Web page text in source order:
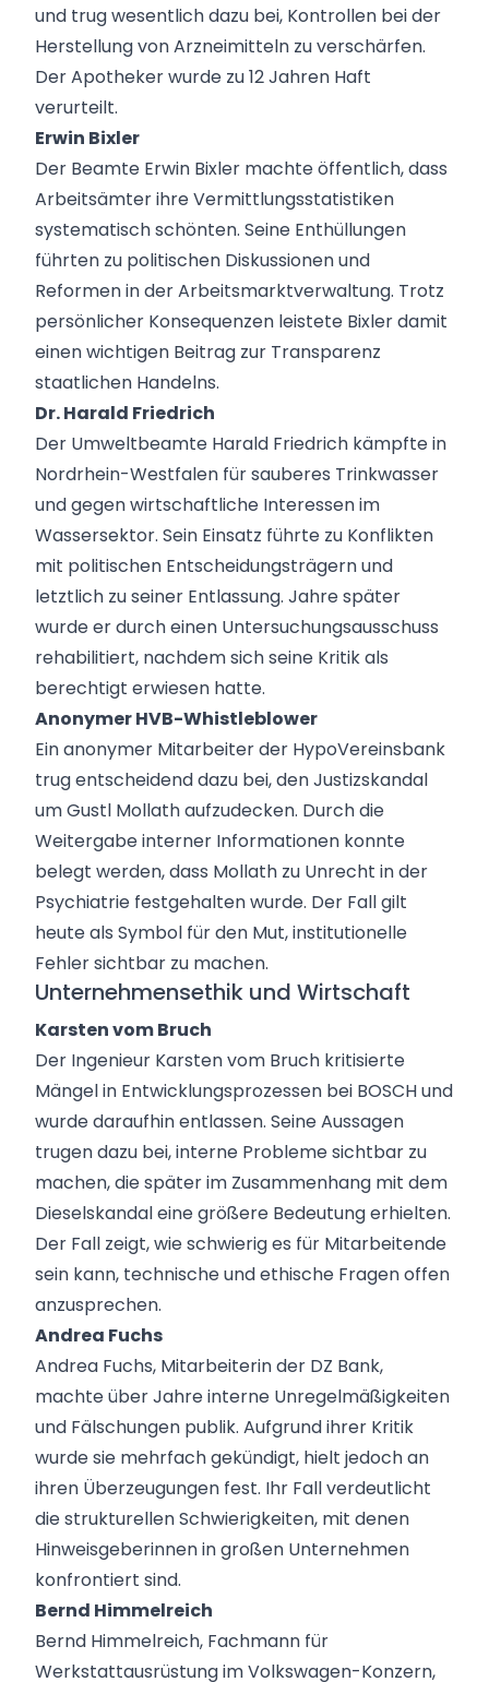
und trug wesentlich dazu bei, Kontrollen bei der
Herstellung von Arzneimitteln zu verschärfen.
Der Apotheker wurde zu 12 Jahren Haft
verurteilt.
Erwin Bixler
Der Beamte Erwin Bixler machte öffentlich, dass
Arbeitsämter ihre Vermittlungsstatistiken
systematisch schönten. Seine Enthüllungen
führten zu politischen Diskussionen und
Reformen in der Arbeitsmarktverwaltung. Trotz
persönlicher Konsequenzen leistete Bixler damit
einen wichtigen Beitrag zur Transparenz
staatlichen Handelns.
Dr. Harald Friedrich
Der Umweltbeamte Harald Friedrich kämpfte in
Nordrhein-Westfalen für sauberes Trinkwasser
und gegen wirtschaftliche Interessen im
Wassersektor. Sein Einsatz führte zu Konflikten
mit politischen Entscheidungsträgern und
letztlich zu seiner Entlassung. Jahre später
wurde er durch einen Untersuchungsausschuss
rehabilitiert, nachdem sich seine Kritik als
berechtigt erwiesen hatte.
Anonymer HVB-Whistleblower
Ein anonymer Mitarbeiter der HypoVereinsbank
trug entscheidend dazu bei, den Justizskandal
um Gustl Mollath aufzudecken. Durch die
Weitergabe interner Informationen konnte
belegt werden, dass Mollath zu Unrecht in der
Psychiatrie festgehalten wurde. Der Fall gilt
heute als Symbol für den Mut, institutionelle
Fehler sichtbar zu machen.
Unternehmensethik und Wirtschaft
Karsten vom Bruch
Der Ingenieur Karsten vom Bruch kritisierte
Mängel in Entwicklungsprozessen bei BOSCH und
wurde daraufhin entlassen. Seine Aussagen
trugen dazu bei, interne Probleme sichtbar zu
machen, die später im Zusammenhang mit dem
Dieselskandal eine größere Bedeutung erhielten.
Der Fall zeigt, wie schwierig es für Mitarbeitende
sein kann, technische und ethische Fragen offen
anzusprechen.
Andrea Fuchs
Andrea Fuchs, Mitarbeiterin der DZ Bank,
machte über Jahre interne Unregelmäßigkeiten
und Fälschungen publik. Aufgrund ihrer Kritik
wurde sie mehrfach gekündigt, hielt jedoch an
ihren Überzeugungen fest. Ihr Fall verdeutlicht
die strukturellen Schwierigkeiten, mit denen
Hinweisgeberinnen in großen Unternehmen
konfrontiert sind.
Bernd Himmelreich
Bernd Himmelreich, Fachmann für
Werkstattausrüstung im Volkswagen-Konzern,